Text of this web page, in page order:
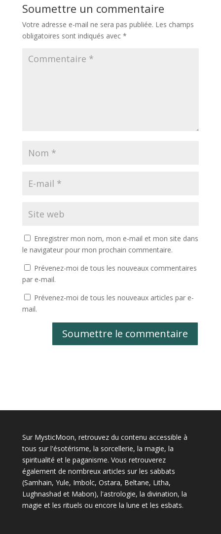
Soumettre un commentaire
Votre adresse e-mail ne sera pas publiée. Les champs
obligatoires sont indiqués avec *
Enregistrer mon nom, mon e-mail et mon site dans
le navigateur pour mon prochain commentaire.
Prévenez-moi de tous les nouveaux commentaires
par e-mail.
Prévenez-moi de tous les nouveaux articles par e-
mail.
Soumettre le commentaire
Sur MysticMoon, retrouvez du contenu accessible à
tous sur l'ésotérisme, la sorcellerie, la magie, la
spiritualité et le paganisme. Vous retrouverez
également de nombreux articles sur les sabbats
(Samhain, Yule, Imbolc, Ostara, Beltane, Litha,
Lughnashad et Mabon), l'astrologie, la divination, la
magie et les rituels ou encore la lune et les esbats.